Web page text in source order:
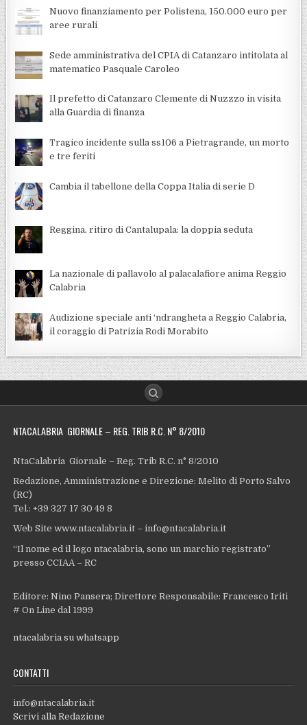
Nuovo finanziamento per Polistena, 150.000 euro per
aree rurali
Sede amministrativa del CPIA di Catanzaro intitolata al
matematico Pasquale Caroleo
Il prefetto di Catanzaro Clemente di Nuzzzo in visita
alla Guardia di finanza
Tragico incidente sulla ss106 a Pietragrande, un morto
e tre feriti
Cambia il tabellone della Coppa Italia di serie D
Reggina, ritiro di Cantalupala: la doppia seduta
La nazionale di pallavolo al palacalafiore anima Reggio
Calabria
Audizione speciale anti ‘ndrangheta a Reggio Calabria,
il coraggio di Patrizia Rodi Morabito
NTACALABRIA GIORNALE – REG. TRIB R.C. N° 8/2010
NtaCalabria Giornale – Reg. Trib R.C. n° 8/2010
Redazione, Amministrazione e Direzione: Melito di Porto Salvo
(RC)
Tel.: +39 327 17 30 49 8
Web Site www.ntacalabria.it – info@ntacalabria.it
“Il nome ed il logo ntacalabria, sono un marchio registrato”
presso CCIAA – RC
Editore: Nino Pansera; Direttore Responsabile: Francesco Iriti
# On Line dal 1999
ntacalabria su whatsapp
CONTATTI
info@ntacalabria.it
Scrivi alla Redazione